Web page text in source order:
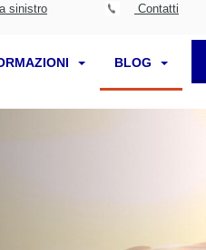
sinistro Contatti
BLOG